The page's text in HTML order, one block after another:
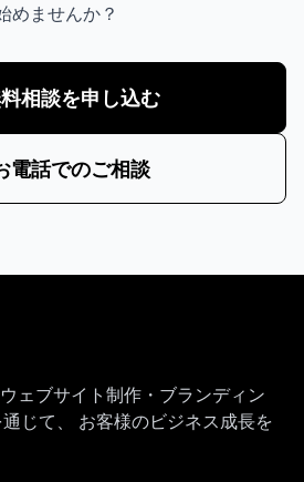
めませんか？
相談を申し込む
電話でのご相談
ェブサイト制作・ブランディン
じて、 お客様のビジネス成長を